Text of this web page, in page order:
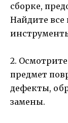
сборке,
Найдите
2.
предмет
дефекты,
замены.